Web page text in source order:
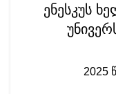
ენესკუს
2025